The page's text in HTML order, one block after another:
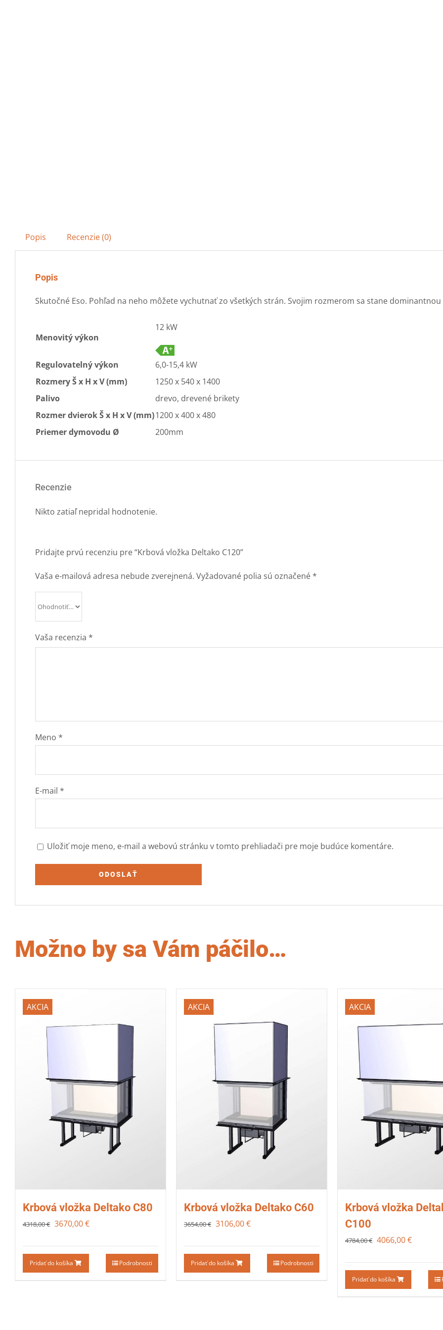
Popis Recenzie (0)
Popis
Skutočné Eso. Pohľad na neho môžete vychutnať zo všetkých strán. Svojim rozmerom sa stane dominantnou
Menovitý výkon
12 kW
Regulovatelný výkon
6,0-15,4 kW
Rozmery Š x H x V (mm)
1250 x 540 x 1400
Palivo
drevo, drevené brikety
Rozmer dvierok Š x H x V (mm)1200 x 400 x 480
Priemer dymovodu Ø
200mm
Recenzie
Nikto zatiaľ nepridal hodnotenie.
Pridajte prvú recenziu pre “Krbová vložka Deltako C120”
Vaša e-mailová adresa nebude zverejnená. Vyžadované polia sú označené *
Vaša recenzia *
Meno *
E-mail *
Uložiť moje meno, e-mail a webovú stránku v tomto prehliadači pre moje budúce komentáre.
Možno by sa Vám páčilo…
AKCIA
Krbová vložka Deltako C80
4318,00€ 3670,00€
Pridať do košíka Podrobnosti
AKCIA
Krbová vložka Deltako C60
3654,00€ 3106,00€
Pridať do košíka Podrobnosti
AKCIA
Krbová vložka
C100
4784,00€ 4066,00€
Pridať do košíka